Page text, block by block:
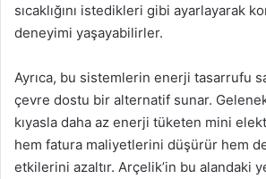
sıcaklığını istedikleri gibi ayarlayarak
deneyimi yaşayabilirler.
Ayrıca, bu sistemlerin enerji tasarrufu
çevre dostu bir alternatif sunar.
kıyasla daha az enerji tüketen mini
hem fatura maliyetlerini düşürür hem
etkilerini azaltır. Arçelik’in bu alandaki